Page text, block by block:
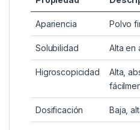
aromas se integren
sin separarse
Mejora la textura y
hookbaits y pellets
resistentes, facilitando
lanzamientos a larga
Características
producto